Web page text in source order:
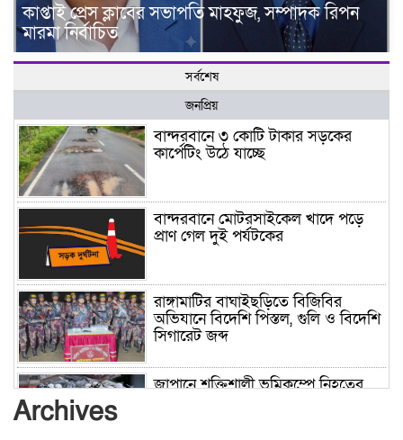
কাপ্তাই প্রেস ক্লাবের সভাপতি মাহফুজ, সম্পাদক রিপন
মারমা নির্বাচিত
সর্বশেষ
জনপ্রিয়
বান্দরবানে ৩ কোটি টাকার সড়কের
কার্পেটিং উঠে যাচ্ছে
বান্দরবানে মোটরসাইকেল খাদে পড়ে
প্রাণ গেল দুই পর্যটকের
রাঙ্গামাটির বাঘাইছড়িতে বিজিবির
অভিযানে বিদেশি পিস্তল, গুলি ও বিদেশি
সিগারেট জব্দ
জাপানে শক্তিশালী ভূমিকম্পে নিহতের
Archives